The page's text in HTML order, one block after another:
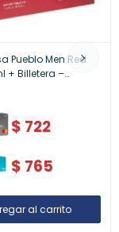
Pueblo Men Red
+ Billetera –
y
$ 722
$ 765